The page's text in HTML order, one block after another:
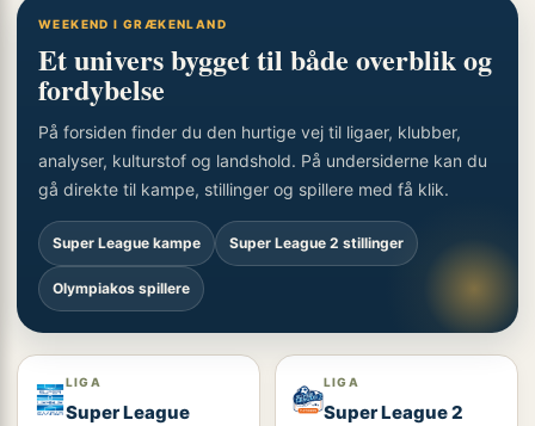
WEEKEND I GRÆKENLAND
Et univers bygget til både overblik og
fordybelse
På forsiden finder du den hurtige vej til ligaer, klubber,
analyser, kulturstof og landshold. På undersiderne kan du
gå direkte til kampe, stillinger og spillere med få klik.
Super League kampe Super League 2 stillinger
Olympiakos spillere
LIGA
Super League
LIGA
Super League 2